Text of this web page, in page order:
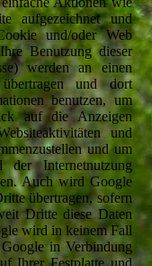
aufgezeichnet und
und/oder Web
Benutzung dieser
werden an einen
und dort
benutzen, um
auf die Anzeigen
und
und um
Internetnutzung
Auch wird Google
übertragen, sofern
Dritte diese Daten
wird in keinem Fall
in Verbindung